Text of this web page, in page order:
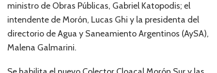
ministro de Obras Públicas, Gabriel Katopodis; el
intendente de Morón, Lucas Ghi y la presidenta del
directorio de Agua y Saneamiento Argentinos (AySA),
Malena Galmarini.